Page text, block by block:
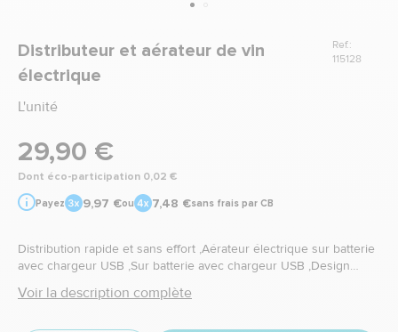
Distributeur et aérateur de vin
électrique
L'unité
Ref.:
115128
29,90 €
Dont éco-participation 0,02 €
Payez 9,97 €ou 7,48 €sans frais par CB
Distribution rapide et sans effort ,Aérateur électrique sur batterie
avec chargeur USB ,Sur batterie avec chargeur USB ,Design
contrôle de l'aération ,Fabriqué avec des matériaux de qualité
Voir la description complète